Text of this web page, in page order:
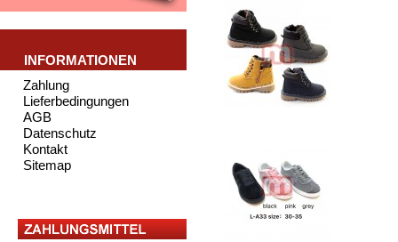
INFORMATIONEN
Zahlung
Lieferbedingungen
AGB
Datenschutz
Kontakt
Sitemap